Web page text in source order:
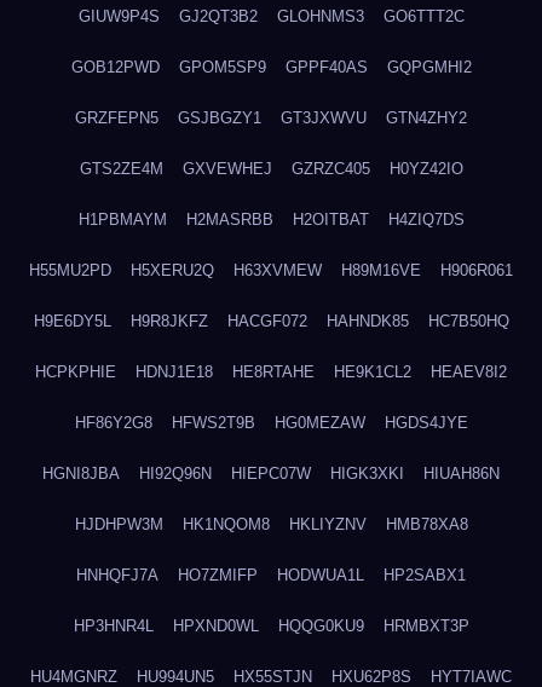
GIUW9P4S GJ2QT3B2 GLOHNMS3 GO6TTT2C
GOB12PWD GPOM5SP9 GPPF40AS GQPGMHI2
GRZFEPN5 GSJBGZY1 GT3JXWVU GTN4ZHY2
GTS2ZE4M GXVEWHEJ GZRZC405 H0YZ42IO
H1PBMAYM H2MASRBB H2OITBAT H4ZIQ7DS
H55MU2PD H5XERU2Q H63XVMEW H89M16VE H906R061
H9E6DY5L H9R8JKFZ HACGF072 HAHNDK85 HC7B50HQ
HCPKPHIE HDNJ1E18 HE8RTAHE HE9K1CL2 HEAEV8I2
HF86Y2G8 HFWS2T9B HG0MEZAW HGDS4JYE
HGNI8JBA HI92Q96N HIEPC07W HIGK3XKI HIUAH86N
HJDHPW3M HK1NQOM8 HKLIYZNV HMB78XA8
HNHQFJ7A HO7ZMIFP HODWUA1L HP2SABX1
HP3HNR4L HPXND0WL HQQG0KU9 HRMBXT3P
HU4MGNRZ HU994UN5 HX55STJN HXU62P8S HYT7IAWC